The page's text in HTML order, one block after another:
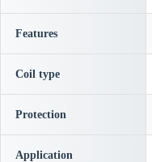
Features
Coil type
Protection
Application